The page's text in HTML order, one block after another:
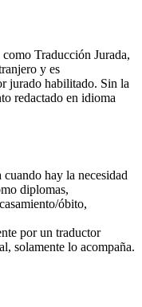
Traducción Jurada,
y es
jurado habilitado. Sin la
redactado en idioma
hay la necesidad
diplomas,
óbito,
por un traductor
solamente lo acompaña.